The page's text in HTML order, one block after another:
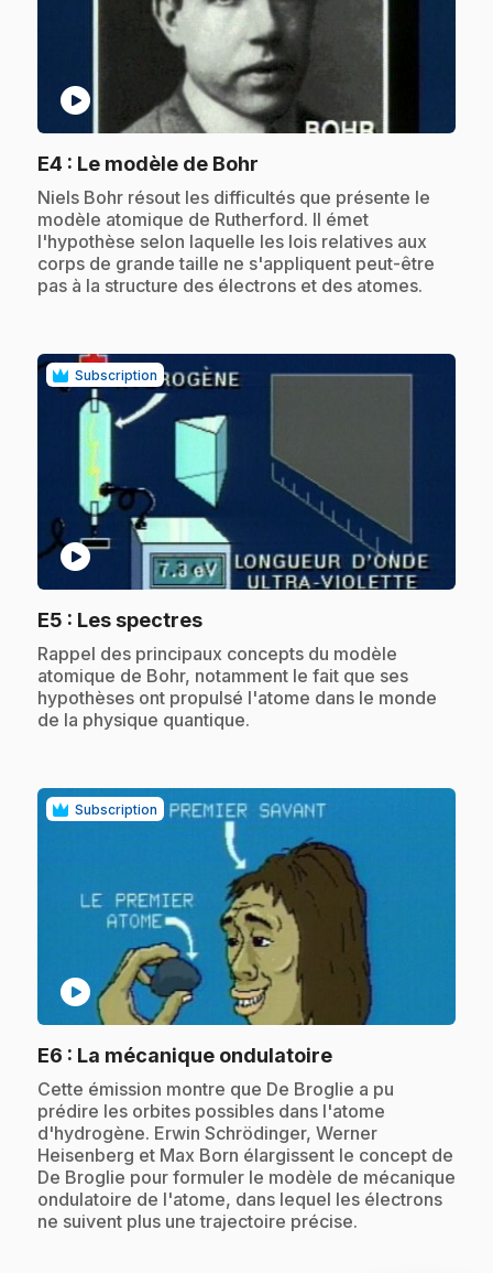
play_circle
E4 : Le modèle de Bohr
.Niels Bohr résout les difficultés que présente le
modèle atomique de Rutherford. Il émet
l'hypothèse selon laquelle les lois relatives aux
corps de grande taille ne s'appliquent peut-être
pas à la structure des électrons et des atomes.
Subscription
play_circle
E5 : Les spectres.
.Rappel des principaux concepts du modèle
atomique de Bohr, notamment le fait que ses
hypothèses ont propulsé l'atome dans le monde
de la physique quantique.
Subscription
play_circle
E6 : La mécanique ondulatoire.
.Cette émission montre que De Broglie a pu
prédire les orbites possibles dans l'atome
d'hydrogène. Erwin Schrödinger, Werner
Heisenberg et Max Born élargissent le concept de
De Broglie pour formuler le modèle de mécanique
ondulatoire de l'atome, dans lequel les électrons
ne suivent plus une trajectoire précise.